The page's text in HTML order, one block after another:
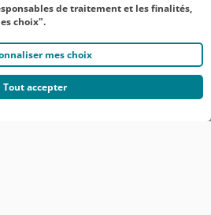
de traitement et les finalités,
choix".
mes choix
Tout accepter